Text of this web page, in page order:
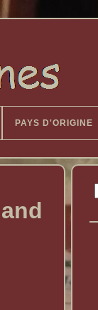
PAYS D'ORIGINE